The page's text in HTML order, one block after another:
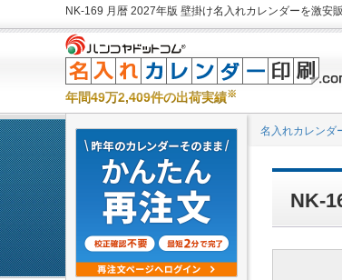
NK-169 月暦 2027年版 壁掛け名入れカレンダーを激安
年間49万2,409件の出荷実績※
名入れカレンダ
NK-